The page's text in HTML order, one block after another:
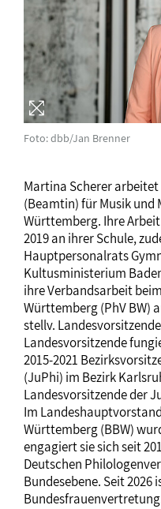
Foto: dbb/Jan Brenner
Martina Scherer
(Beamtin) für Musik
Württemberg. Ihre
2019 an ihrer Schule,
Hauptpersonalrats
Kultusministerium
ihre Verbandsarbeit
Württemberg (PhV BW)
stellv.
Landesvorsitzende
2015-2021
(JuPhi) im Bezirk
Landesvorsitzende der
Im
Württemberg (BBW)
engagiert sie sich seit
Deutschen
Bundesebene. Seit 2026